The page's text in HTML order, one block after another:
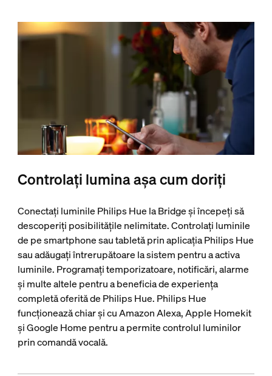
Controlați lumina așa cum doriți
Conectați luminile Philips Hue la Bridge și începeți să
descoperiți posibilitățile nelimitate. Controlați luminile
de pe smartphone sau tabletă prin aplicația Philips Hue
sau adăugați întrerupătoare la sistem pentru a activa
luminile. Programați temporizatoare, notificări, alarme
și multe altele pentru a beneficia de experiența
completă oferită de Philips Hue. Philips Hue
funcționează chiar și cu Amazon Alexa, Apple Homekit
și Google Home pentru a permite controlul luminilor
prin comandă vocală.